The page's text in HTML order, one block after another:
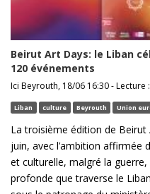
Beirut Art Days: le Liban
120 événements
Ici Beyrouth, 18/06 16:30 - Lecture
Liban culture Beyrouth Union
La troisième édition de
juin, avec l’ambition affirmée
et culturelle, malgré la
profonde que traverse le